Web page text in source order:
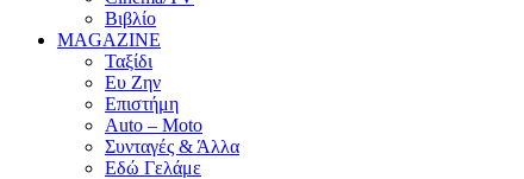
Βιβλίο
MAGAZINE
Ταξίδι
Ευ Ζην
Επιστήμη
Auto – Moto
Συνταγές & Άλλα
Εδώ Γελάμε